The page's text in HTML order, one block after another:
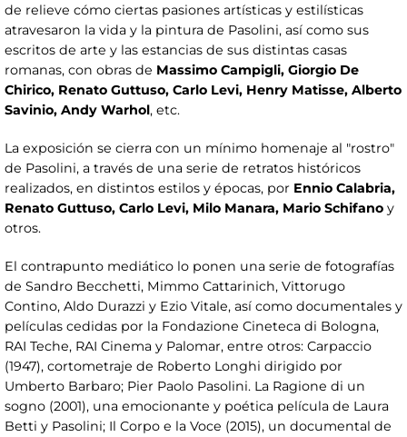
de relieve cómo ciertas pasiones artísticas y estilísticas
atravesaron la vida y la pintura de Pasolini, así como sus
escritos de arte y las estancias de sus distintas casas
romanas, con obras de Massimo Campigli, Giorgio De
Chirico, Renato Guttuso, Carlo Levi, Henry Matisse, Alberto
Savinio, Andy Warhol, etc.
La exposición se cierra con un mínimo homenaje al "rostro"
de Pasolini, a través de una serie de retratos históricos
realizados, en distintos estilos y épocas, por Ennio Calabria,
Renato Guttuso, Carlo Levi, Milo Manara, Mario Schifano y
otros.
El contrapunto mediático lo ponen una serie de fotografías
de Sandro Becchetti, Mimmo Cattarinich, Vittorugo
Contino, Aldo Durazzi y Ezio Vitale, así como documentales y
películas cedidas por la Fondazione Cineteca di Bologna,
RAI Teche, RAI Cinema y Palomar, entre otros: Carpaccio
(1947), cortometraje de Roberto Longhi dirigido por
Umberto Barbaro; Pier Paolo Pasolini. La Ragione di un
sogno (2001), una emocionante y poética película de Laura
Betti y Pasolini; Il Corpo e la Voce (2015), un documental de